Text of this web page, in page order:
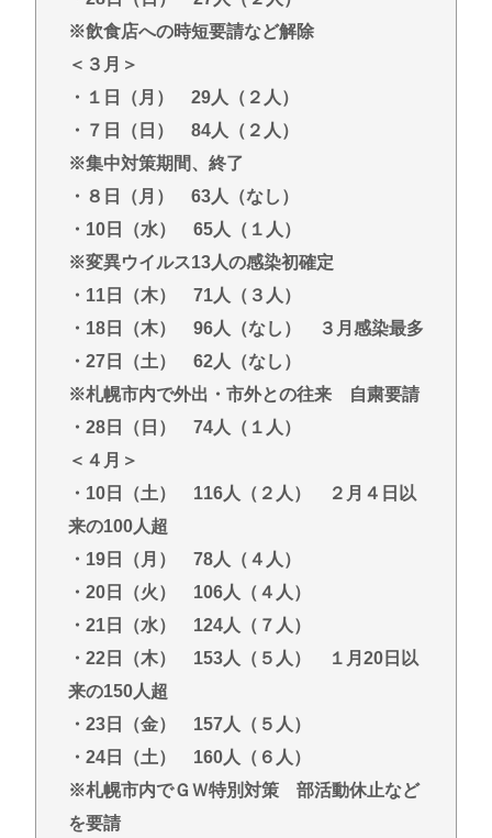
※飲食店への時短要請など解除
＜３月＞
・１日（月） 29人（２人）
・７日（日） 84人（２人）
※集中対策期間、終了
・８日（月） 63人（なし）
・10日（水） 65人（１人）
※変異ウイルス13人の感染初確定
・11日（木） 71人（３人）
・18日（木） 96人（なし） ３月感染最多
・27日（土） 62人（なし）
※札幌市内で外出・市外との往来 自粛要請
・28日（日） 74人（１人）
＜４月＞
・10日（土） 116人（２人） ２月４日以
来の100人超
・19日（月） 78人（４人）
・20日（火） 106人（４人）
・21日（水） 124人（７人）
・22日（木） 153人（５人） １月20日以
来の150人超
・23日（金） 157人（５人）
・24日（土） 160人（６人）
※札幌市内でＧＷ特別対策 部活動休止など
を要請